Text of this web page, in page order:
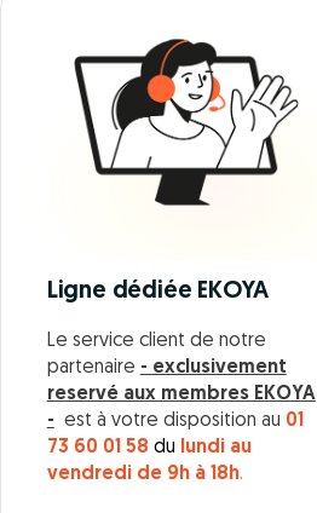
Ligne dédiée EKOYA
Le service client de notre
partenaire - exclusivement
reservé aux membres EKOYA
- est à votre disposition au 01
73 60 01 58 du
lundi au
vendredi de 9h à 18h.